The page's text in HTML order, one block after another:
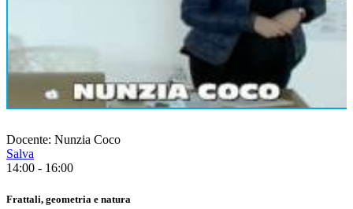
Docente: Nunzia Coco
Salva
14:00 - 16:00
Frattali, geometria e natura